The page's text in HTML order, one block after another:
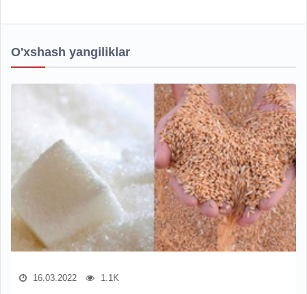
O'xshash yangiliklar
16.03.2022 1.1K